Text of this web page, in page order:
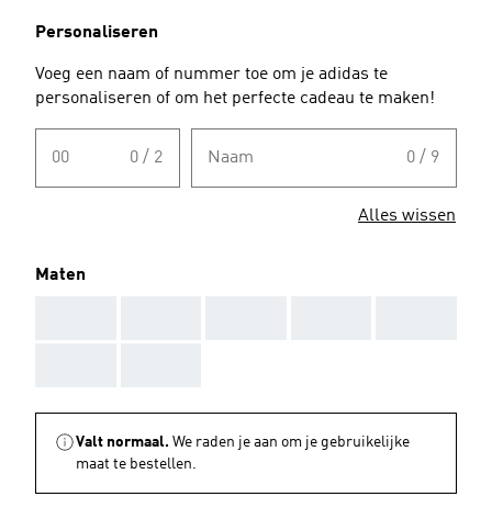
Personaliseren
Voeg een naam of nummer toe om je adidas te
personaliseren of om het perfecte cadeau te maken!
00 0 / 2 Naam 0 / 9
Alles wissen
Maten
Valt normaal. We raden je aan om je gebruikelijke
maat te bestellen.